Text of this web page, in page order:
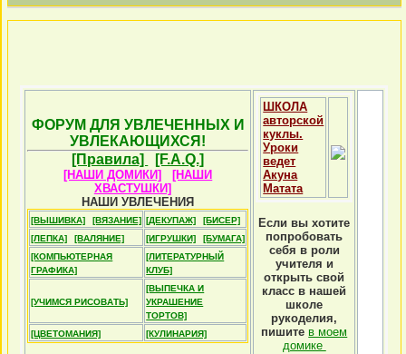
ФОРУМ ДЛЯ УВЛЕЧЕННЫХ И
УВЛЕКАЮЩИХСЯ!
[Правила]
[F.A.Q.]
[НАШИ ДОМИКИ]
[НАШИ
ХВАСТУШКИ]
НАШИ УВЛЕЧЕНИЯ
[ВЫШИВКА] [ВЯЗАНИЕ] [ДЕКУПАЖ]
[БИСЕР]
[ЛЕПКА]
[ВАЛЯНИЕ] [ИГРУШКИ]
[БУМАГА]
[КОМПЬЮТЕРНАЯ
ГРАФИКА]
[ЛИТЕРАТУРНЫЙ
КЛУБ]
[УЧИМСЯ РИСОВАТЬ]
[ВЫПЕЧКА И
УКРАШЕНИЕ
ТОРТОВ]
[ЦВЕТОМАНИЯ]
[КУЛИНАРИЯ]
ШКОЛА
авторской
куклы.
Уроки
ведет
Акуна
Матата
Если вы хотите
попробовать
себя в роли
учителя и
открыть свой
класс в нашей
школе
рукоделия,
пишите в моем
домике